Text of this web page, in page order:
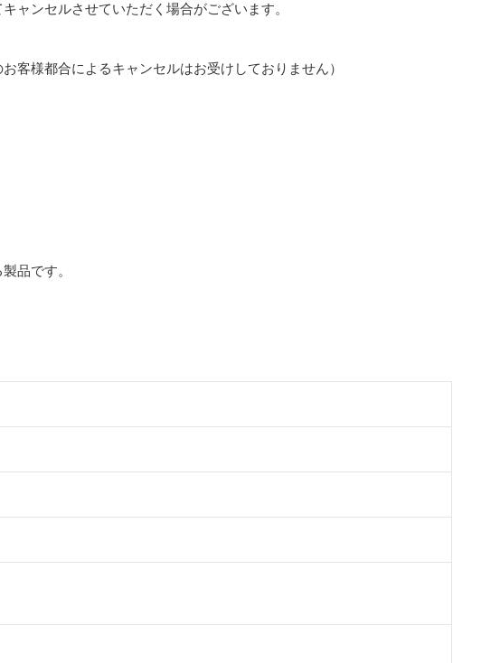
ャンセルさせていただく場合がございます。
客様都合によるキャンセルはお受けしておりません）
品です。